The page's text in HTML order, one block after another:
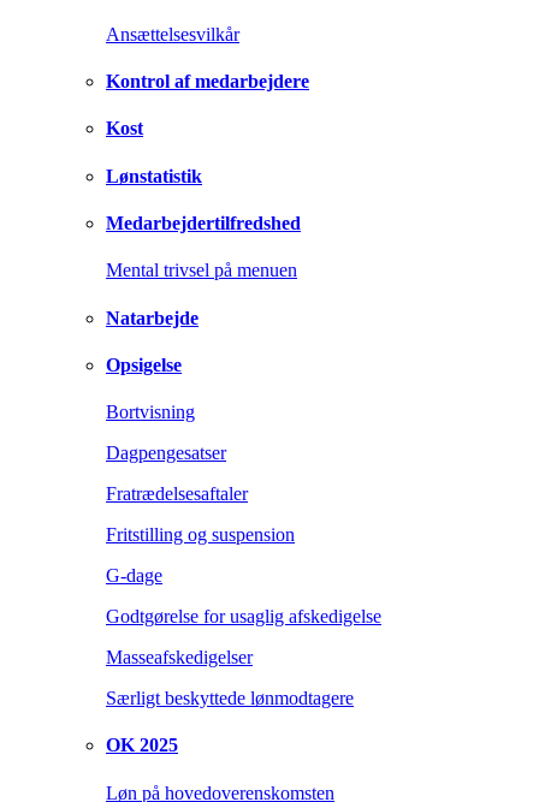
Ansættelsesvilkår
Kontrol af medarbejdere
Kost
Lønstatistik
Medarbejdertilfredshed
Mental trivsel på menuen
Natarbejde
Opsigelse
Bortvisning
Dagpengesatser
Fratrædelsesaftaler
Fritstilling og suspension
G-dage
Godtgørelse for usaglig afskedigelse
Masseafskedigelser
Særligt beskyttede lønmodtagere
OK 2025
Løn på hovedoverenskomsten